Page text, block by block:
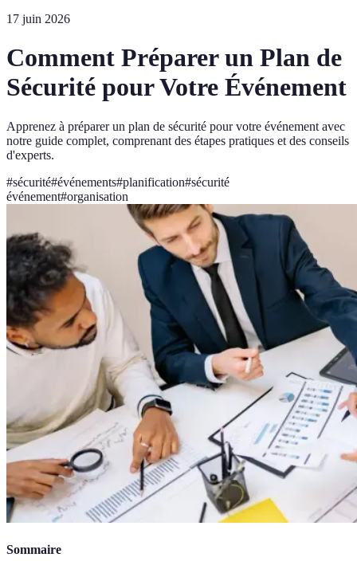
17 juin 2026
Comment Préparer un Plan de
Sécurité pour Votre Événement
Apprenez à préparer un plan de sécurité pour votre événement avec
notre guide complet, comprenant des étapes pratiques et des conseils
d'experts.
#sécurité#événements#planification#sécurité
événement#organisation
Sommaire